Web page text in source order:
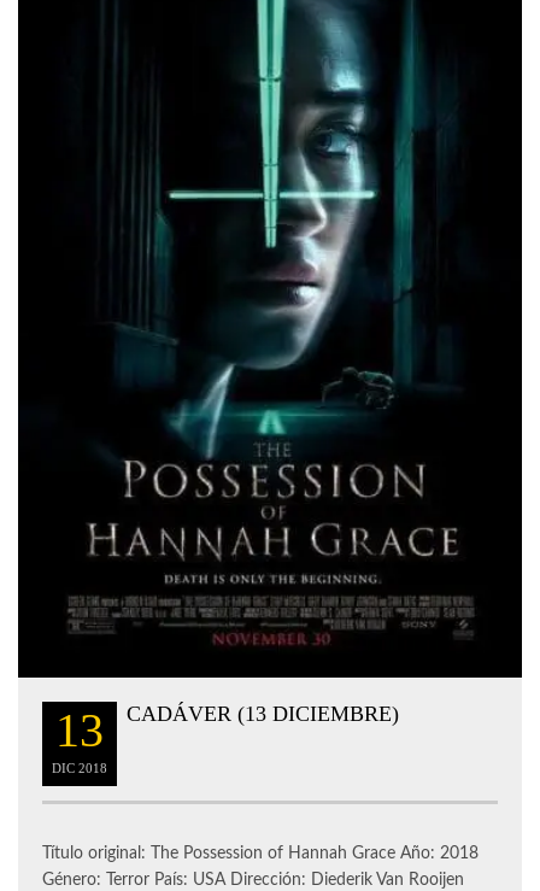
13
DIC 2018
CADÁVER (13 DICIEMBRE)
Título original: The Possession of Hannah Grace Año: 2018
Género: Terror País: USA Dirección: Diederik Van Rooijen